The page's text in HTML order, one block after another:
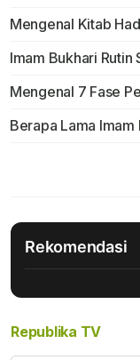
Mengenal Kitab
Imam Bukhari Rutin
Mengenal 7 Fase
Berapa Lama Imam
Rekomendasi
Republika TV